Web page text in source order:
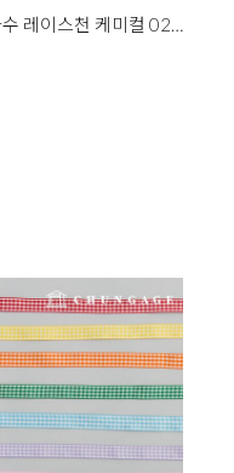
레이스원단 자수 레이스천 케미컬 028 아이비 마스크 목걸이 줄 스트랩 만들기 재료 끈 3종